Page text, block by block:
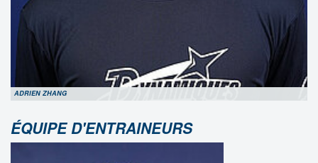
ADRIEN ZHANG
ÉQUIPE D'ENTRAINEURS